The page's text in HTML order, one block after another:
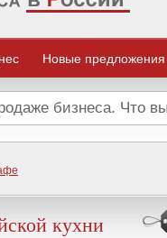
Новые предложения
кухни